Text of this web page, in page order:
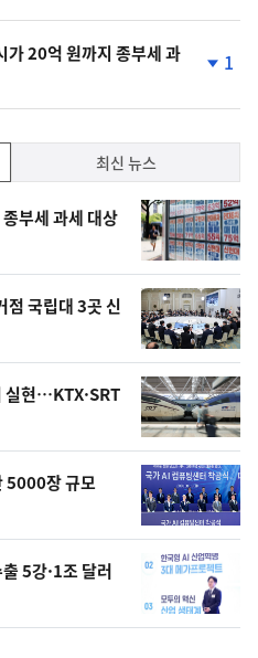
일
가 20억 원까지 종부세 과
락
1
최신 뉴스
부세 과세 대상
국립대 3곳 신
실현…KTX·SRT
5000장 규모
5강·1조 달러